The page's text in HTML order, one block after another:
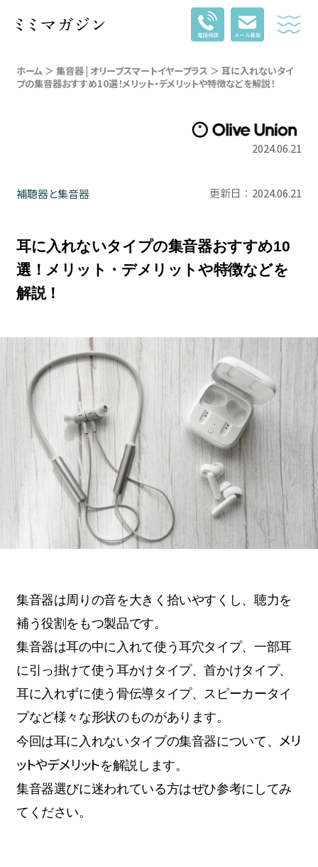
ホーム＞ 集音器 | オリーブスマートイヤープラス ＞ 耳に入れないタイ
プの集音器おすすめ10選！メリット・デメリットや特徴などを解説！
2024.06.21
補聴器と集音器 更新日： 2024.06.21
耳に入れないタイプの集音器おすすめ10
選！メリット・デメリットや特徴などを
解説！
集音器は周りの音を大きく拾いやすくし、聴力を
補う役割をもつ製品です。
集音器は耳の中に入れて使う耳穴タイプ、一部耳
に引っ掛けて使う耳かけタイプ、首かけタイプ、
耳に入れずに使う骨伝導タイプ、スピーカータイ
プなど様々な形状のものがあります。
今回は耳に入れないタイプの集音器について、 メリ
ットやデメリットを解説します。
集音器選びに迷われている方はぜひ参考にしてみ
てください。